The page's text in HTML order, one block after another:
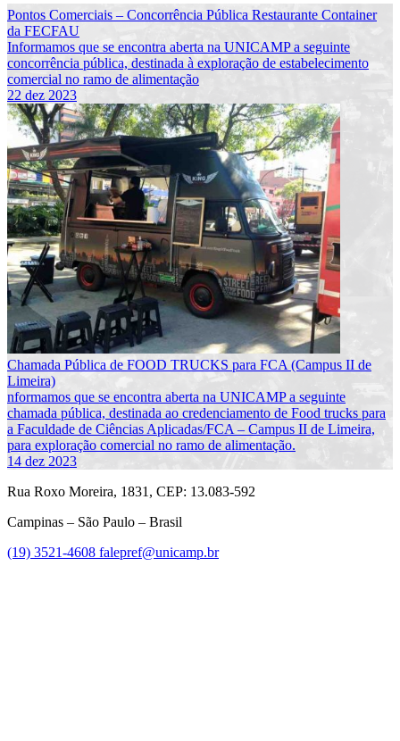
Pontos Comerciais – Concorrência Pública Restaurante Container
da FECFAU
Informamos que se encontra aberta na UNICAMP a seguinte
concorrência pública, destinada à exploração de estabelecimento
comercial no ramo de alimentação
22 dez 2023
Chamada Pública de FOOD TRUCKS para FCA (Campus II de
Limeira)
nformamos que se encontra aberta na UNICAMP a seguinte
chamada pública, destinada ao credenciamento de Food trucks para
a Faculdade de Ciências Aplicadas/FCA – Campus II de Limeira,
para exploração comercial no ramo de alimentação.
14 dez 2023
Rua Roxo Moreira, 1831, CEP: 13.083-592
Campinas – São Paulo – Brasil
(19) 3521-4608 falepref@unicamp.br